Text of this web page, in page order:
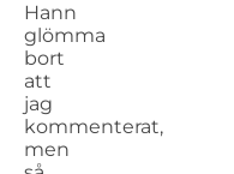
Hann
glömma
bort
att
jag
kommenterat,
men